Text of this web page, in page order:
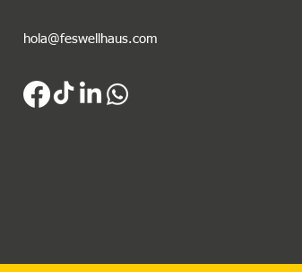
hola@feswellhaus.com